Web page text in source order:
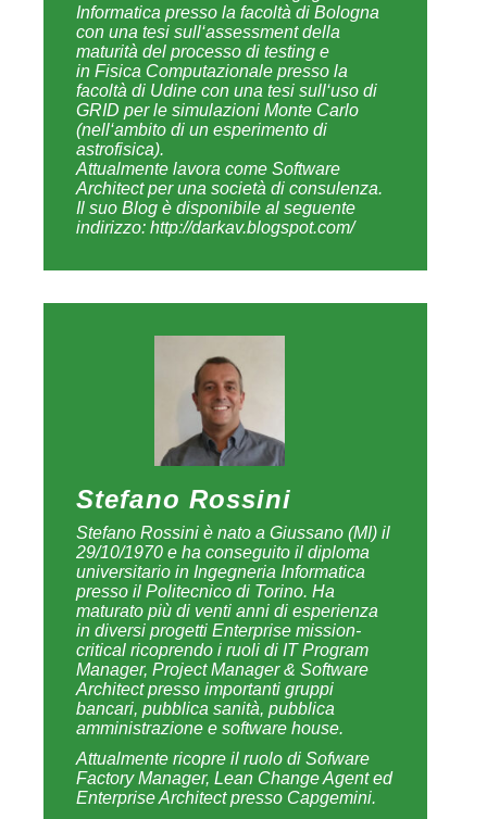
amministrazione e software house.
Attualmente ricopre il ruolo di Sofware
Factory Manager, Lean Change Agent ed
Enterprise Architect presso Capgemini.
Esperto in ambito di sanità pubblica
come Project/Program Manager per la
governance dei progetti IT strategici di
Cartella Clinica Elettronica (CCE) e
Fascicolo Sanitario Elettronico (FSE).
Esperto in ambito bancario dove ha
Project Manager e Leader Software
occupandosi della pianificazione e
InHouse che Nearshore/Offshore.
Esperto nella conduzione di progetti
secondo metodologia di Project
Management PMBok e metodologia agile
precedenti esperienze in C e C++ in
pubblicato più di un centinaio di articoli
su argomenti di IT Governance, Project
Management, architetture enterprise e
problematiche di Integrazione e SOA. È
coautore dei libri "Manuale pratico di
Java" (2001) e "La programmazione
della piattaforma J2EE" (2005) editi da
Hops/Tecniche Nuove. Certificazioni IT
Governance: COBIT V.4.1 Foundation
Certificate; certificazioni IT Service
Management: ITIL V.3 Foundation
Examination; certificazioni Project
Management: CSM - Scrum Master,
CSPO - Scrum Product Owner, PMI: 35
contact hours.